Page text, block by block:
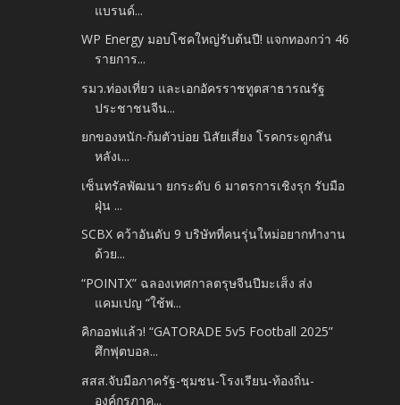
แบรนด์...
WP Energy มอบโชคใหญ่รับต้นปี! แจกทองกว่า 46
รายการ...
รมว.ท่องเที่ยว และเอกอัครราชทูตสาธารณรัฐ
ประชาชนจีน...
ยกของหนัก-ก้มตัวบ่อย นิสัยเสี่ยง โรคกระดูกสัน
หลังเ...
เซ็นทรัลพัฒนา ยกระดับ 6 มาตรการเชิงรุก รับมือ
ฝุ่น ...
SCBX คว้าอันดับ 9 บริษัทที่คนรุ่นใหม่อยากทำงาน
ด้วย...
“POINTX” ฉลองเทศกาลตรุษจีนปีมะเส็ง ส่ง
แคมเปญ “ใช้พ...
คิกออฟแล้ว! “GATORADE 5v5 Football 2025”
ศึกฟุตบอล...
สสส.จับมือภาครัฐ-ชุมชน-โรงเรียน-ท้องถิ่น-
องค์กรภาค...